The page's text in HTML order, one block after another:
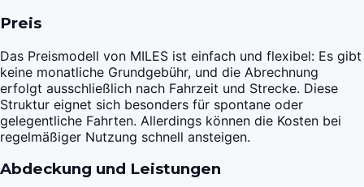
Preis
Das Preismodell von MILES ist einfach und flexibel: Es gibt
keine monatliche Grundgebühr, und die Abrechnung
erfolgt ausschließlich nach Fahrzeit und Strecke. Diese
Struktur eignet sich besonders für spontane oder
gelegentliche Fahrten. Allerdings können die Kosten bei
regelmäßiger Nutzung schnell ansteigen.
Abdeckung und Leistungen